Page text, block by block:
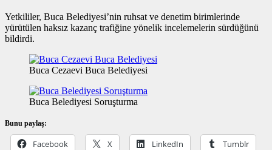
Yetkililer, Buca Belediyesi’nin ruhsat ve denetim birimlerinde
yürütülen haksız kazanç trafiğine yönelik incelemelerin sürdüğünü
bildirdi.
Buca Cezaevi Buca Belediyesi
Buca Belediyesi Soruşturma
Bunu paylaş:
Facebook X LinkedIn Tumblr